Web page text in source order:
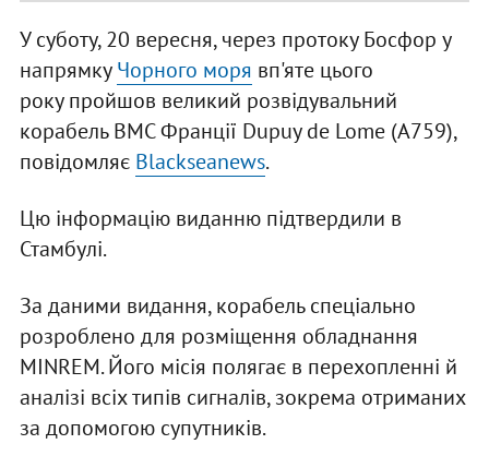
У суботу, 20 вересня, через протоку Босфор у
напрямкуЧорного моря вп'яте цього
року пройшов великий розвідувальний
корабель ВМС Франції Dupuy de Lome (А759),
повідомляє Blackseanews.
Цю інформацію виданню підтвердили в
Стамбулі.
За даними видання, корабель спеціально
розроблено для розміщення обладнання
MINREM. Його місія полягає в перехопленні й
аналізі всіх типів сигналів, зокрема отриманих
за допомогою супутників.